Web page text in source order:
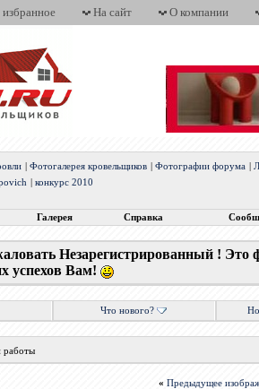
На сайт О компании
Фотогалерея кровельщиков Фотографии форума
конкурс 2010
Галерея Справка
Незарегистрированный !
успехов Вам!
Что нового?
работы
« Предыдущее